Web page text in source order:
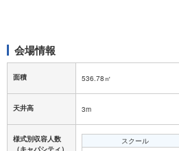
会場情報
面積 536.78㎡
天井高 3m
様式別収容人数
（キャパシティ）
スクール